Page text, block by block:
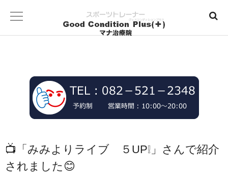
📺「みみよりライブ ５UP❕」さんで紹介
されました😊